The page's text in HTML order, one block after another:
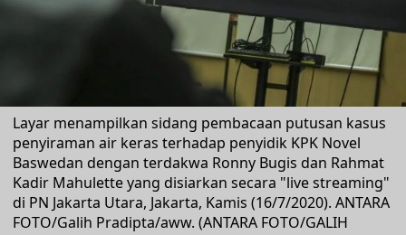
Layar menampilkan sidang pembacaan putusan kasus
penyiraman air keras terhadap penyidik KPK Novel
Baswedan dengan terdakwa Ronny Bugis dan Rahmat
Kadir Mahulette yang disiarkan secara "live streaming"
di PN Jakarta Utara, Jakarta, Kamis (16/7/2020). ANTARA
FOTO/Galih Pradipta/aww. (ANTARA FOTO/GALIH